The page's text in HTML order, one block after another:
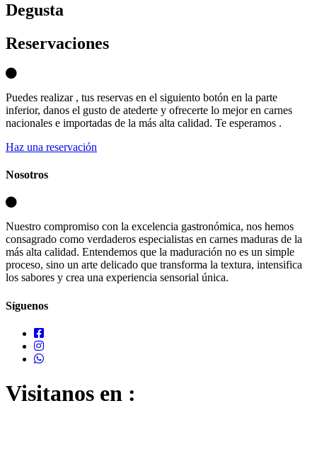
Degusta
Reservaciones
Puedes realizar , tus reservas en el siguiento botón en la parte
inferior, danos el gusto de atederte y ofrecerte lo mejor en carnes
nacionales e importadas de la más alta calidad. Te esperamos .
Haz una reservación
Nosotros
Nuestro compromiso con la excelencia gastronómica, nos hemos
consagrado como verdaderos especialistas en carnes maduras de la
más alta calidad. Entendemos que la maduración no es un simple
proceso, sino un arte delicado que transforma la textura, intensifica
los sabores y crea una experiencia sensorial única.
Síguenos
Visitanos en :